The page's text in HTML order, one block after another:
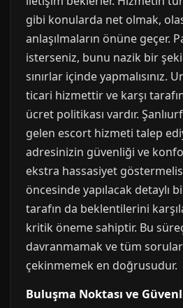
gibi konularda net olmak,
anlaşılmaların önüne geçer.
isterseniz, bunu nazik bir
sınırlar içinde yapmalısınız.
ticari hizmettir ve karşı
ücret politikası vardır.
gelen escort hizmeti talep
adresinizin güvenliği ve
ekstra hassasiyet
öncesinde yapılacak detaylı
tarafın da beklentilerini
kritik öneme sahiptir. Bu
davranmamak ve tüm
çekinmemek en doğrusudur.
Buluşma Noktası ve